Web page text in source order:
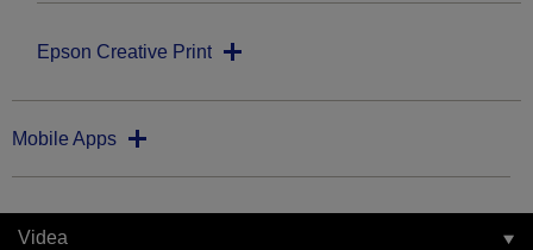
Epson Creative Print
Mobile Apps
Videa